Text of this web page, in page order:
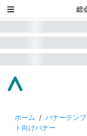
総
ホーム / バナーテン
ト向けバナー